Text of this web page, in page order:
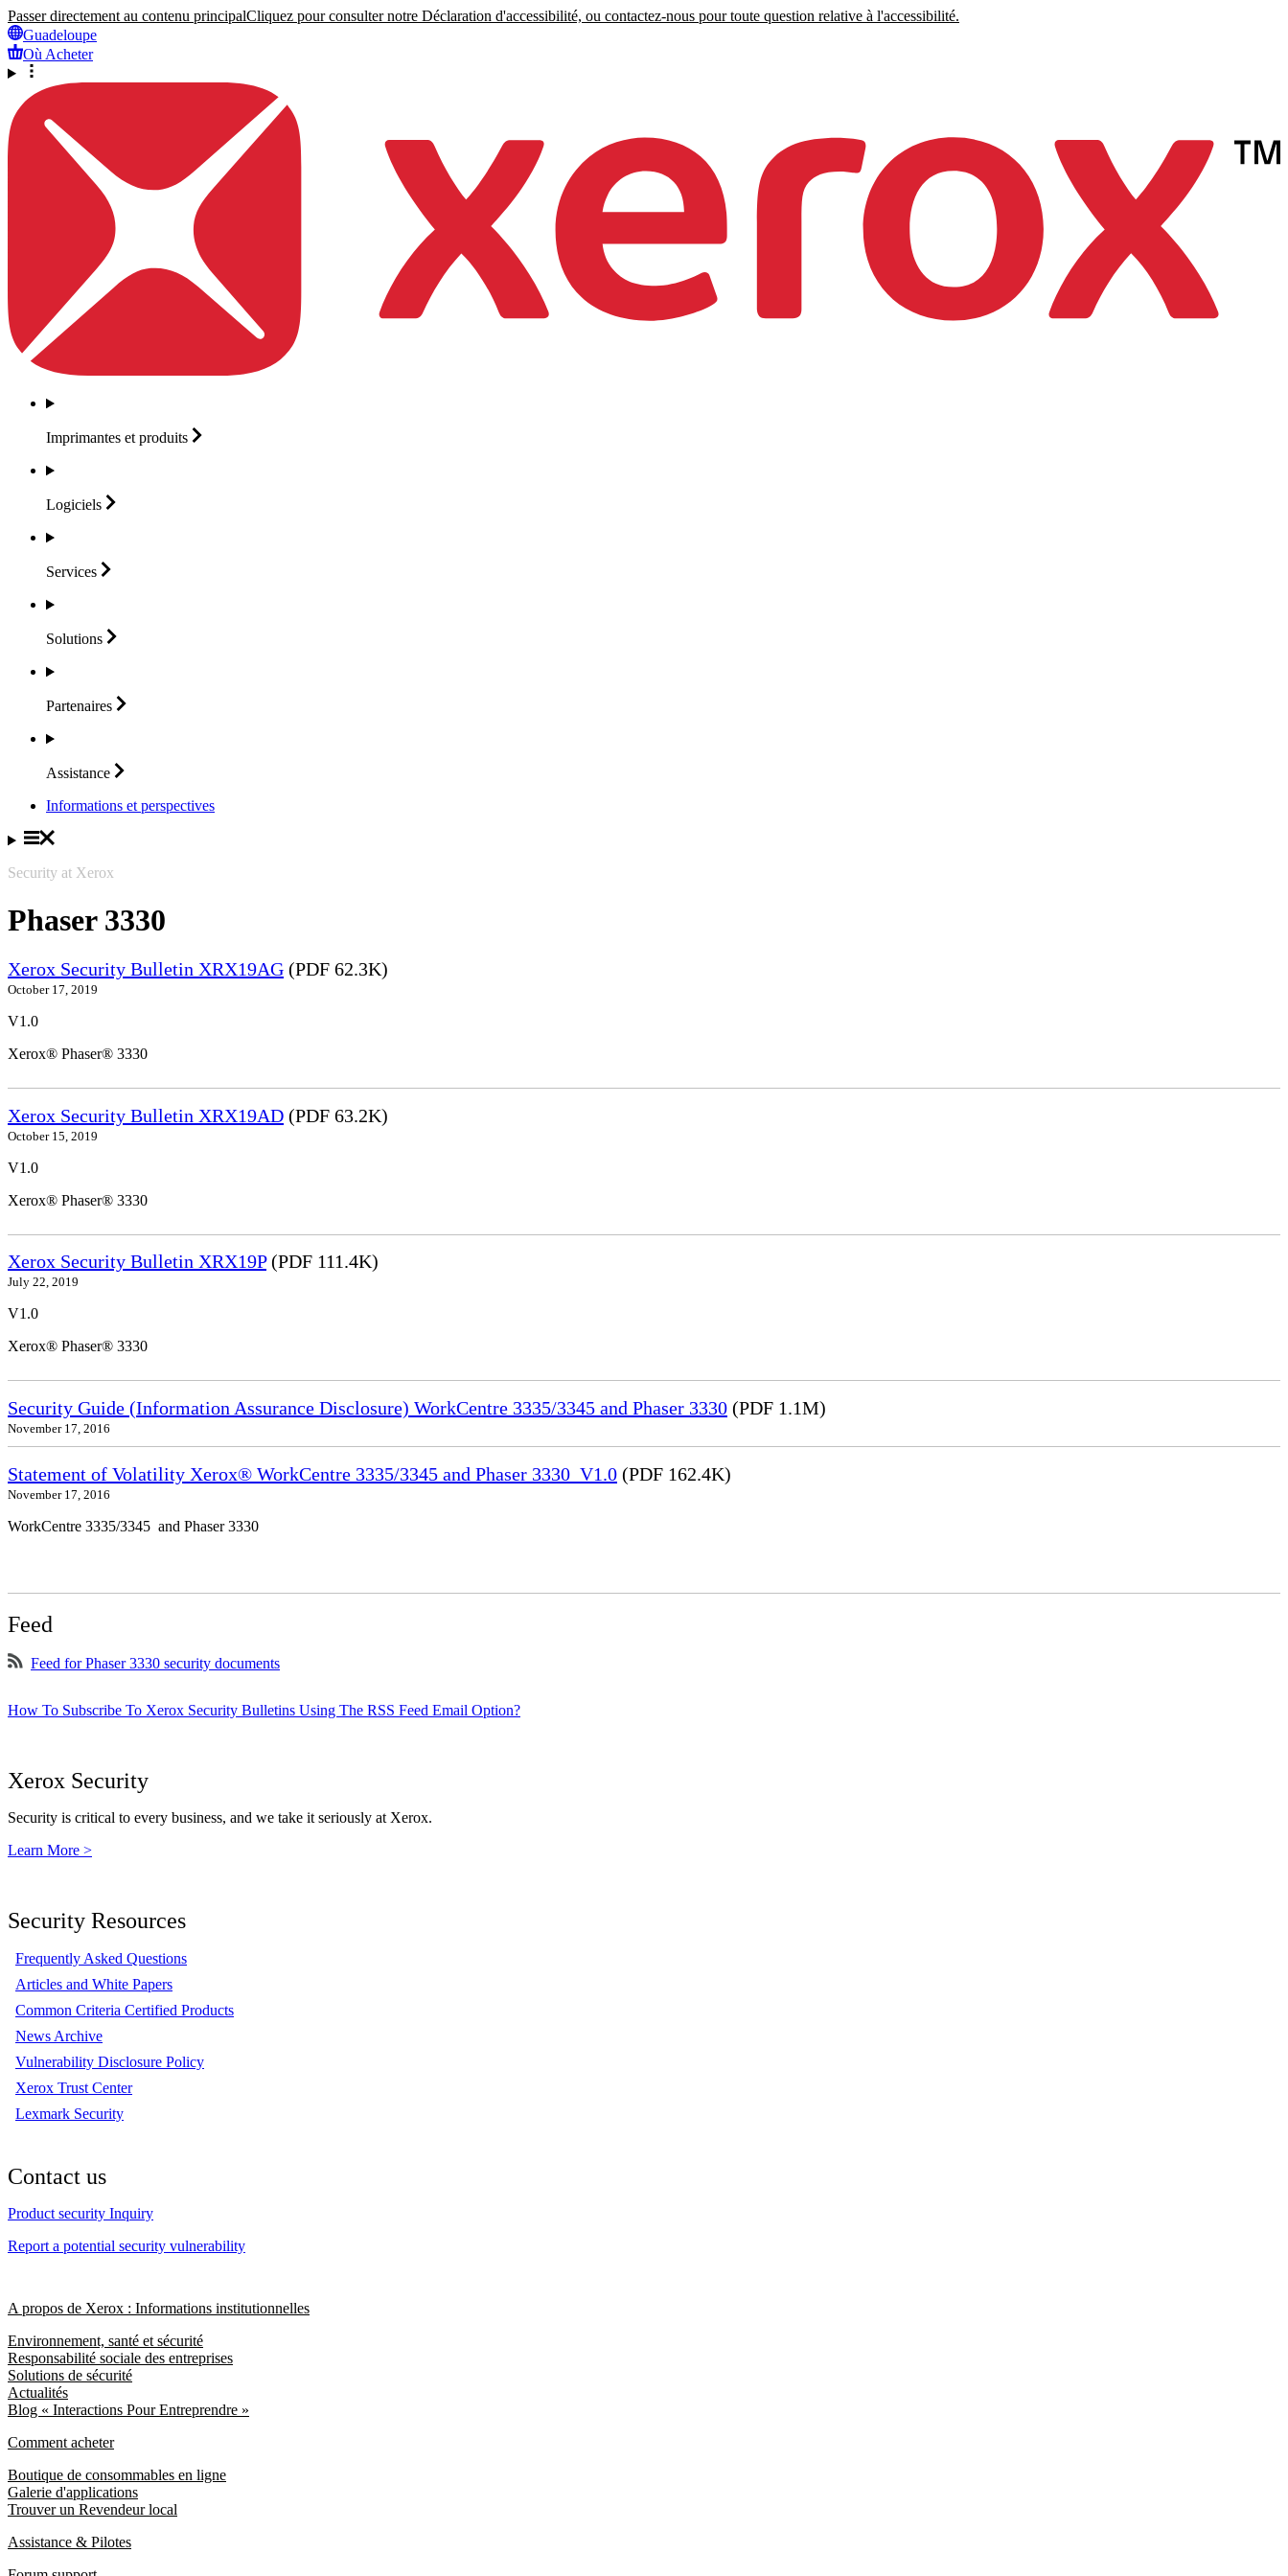
Passer directement au contenu principalCliquez pour consulter notre Déclaration d'accessibilité, ou contactez-nous pour toute question relative à l'accessibilité.
Guadeloupe
Où Acheter
Imprimantes et produits
Logiciels
Services
Solutions
Partenaires
Assistance
Informations et perspectives
Security at Xerox
Phaser 3330
Xerox Security Bulletin XRX19AG (PDF 62.3K)
October 17, 2019
V1.0
Xerox® Phaser® 3330
Xerox Security Bulletin XRX19AD (PDF 63.2K)
October 15, 2019
V1.0
Xerox® Phaser® 3330
Xerox Security Bulletin XRX19P(PDF 111.4K)
July 22, 2019
V1.0
Xerox® Phaser® 3330
Security Guide (Information Assurance Disclosure) WorkCentre 3335/3345 and Phaser 3330 (PDF 1.1M)
November 17, 2016
Statement of Volatility Xerox® WorkCentre 3335/3345 and Phaser 3330_V1.0 (PDF 162.4K)
November 17, 2016
WorkCentre 3335/3345 and Phaser 3330
Feed
Feed for Phaser 3330 security documents
How To Subscribe To Xerox Security Bulletins Using The RSS Feed Email Option?
Xerox Security
Security is critical to every business, and we take it seriously at Xerox.
Learn More >
Security Resources
Frequently Asked Questions
Articles and White Papers
Common Criteria Certified Products
News Archive
Vulnerability Disclosure Policy
Xerox Trust Center
Lexmark Security
Contact us
Product security Inquiry
Report a potential security vulnerability
A propos de Xerox : Informations institutionnelles
Environnement, santé et sécurité
Responsabilité sociale des entreprises
Solutions de sécurité
Actualités
Blog « Interactions Pour Entreprendre »
Comment acheter
Boutique de consommables en ligne
Galerie d'applications
Trouver un Revendeur local
Assistance & Pilotes